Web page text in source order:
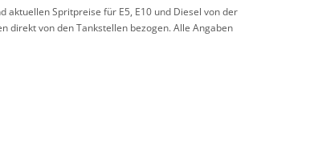
Spritpreise für E5, E10 und Diesel von der
von den Tankstellen bezogen. Alle Angaben